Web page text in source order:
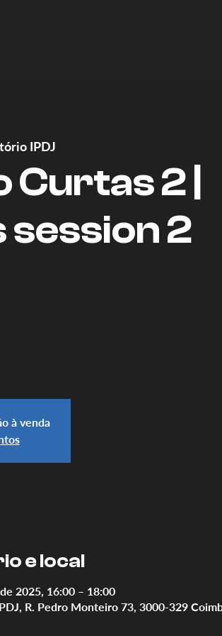
IPDJ
Curtas 2 |
2
à venda
e local
2025, 16:00 – 18:00
R. Pedro Monteiro 73, 3000-329